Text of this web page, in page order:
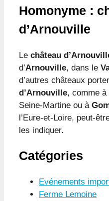
Homonyme :
d’Arnouville
Le château
d’Arnouville, dans le
d’autres châteaux
d’Arnouville, comme à
Seine-Martine ou à
l’Eure-et-Loire, peut-
les indiquer.
Catégories
Evénements
Ferme Lemoine